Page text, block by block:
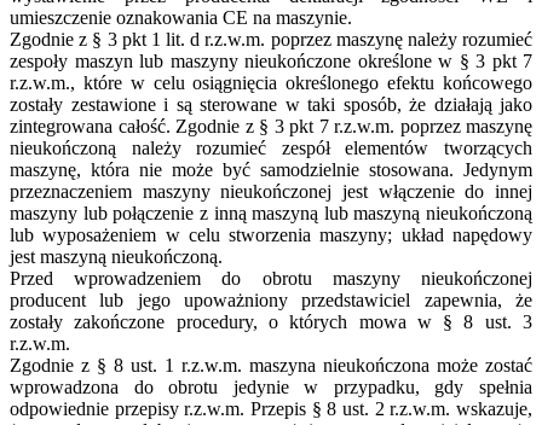
umieszczenie oznakowania CE na maszynie.
Zgodnie z § 3 pkt 1 lit. d r.z.w.m. poprzez maszynę należy rozumieć
zespoły maszyn lub maszyny nieukończone określone w § 3 pkt 7
r.z.w.m., które w celu osiągnięcia określonego efektu końcowego
zostały zestawione i są sterowane w taki sposób, że działają jako
zintegrowana całość. Zgodnie z § 3 pkt 7 r.z.w.m. poprzez maszynę
nieukończoną należy rozumieć zespół elementów tworzących
maszynę, która nie może być samodzielnie stosowana. Jedynym
przeznaczeniem maszyny nieukończonej jest włączenie do innej
maszyny lub połączenie z inną maszyną lub maszyną nieukończoną
lub wyposażeniem w celu stworzenia maszyny; układ napędowy
jest maszyną nieukończoną.
Przed wprowadzeniem do obrotu maszyny nieukończonej
producent lub jego upoważniony przedstawiciel zapewnia, że
zostały zakończone procedury, o których mowa w § 8 ust. 3
r.z.w.m.
Zgodnie z § 8 ust. 1 r.z.w.m. maszyna nieukończona może zostać
wprowadzona do obrotu jedynie w przypadku, gdy spełnia
odpowiednie przepisy r.z.w.m. Przepis § 8 ust. 2 r.z.w.m. wskazuje,